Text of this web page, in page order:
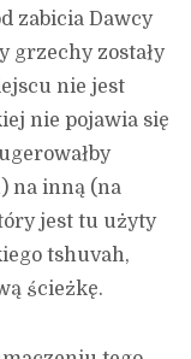
zabicia Dawcy
grzechy zostały
nie jest
nie pojawia się
na inną (na
jest tu użyty
tshuvah,
ścieżkę.